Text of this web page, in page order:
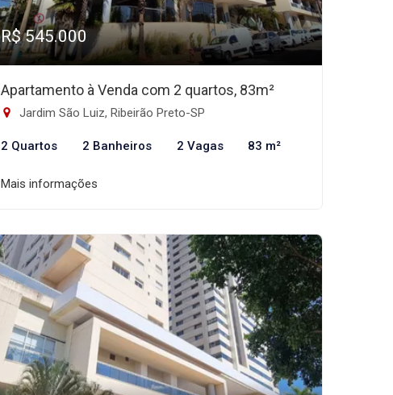
R$ 545.000
Apartamento à Venda com 2 quartos, 83m²
Jardim São Luiz, Ribeirão Preto-SP
2 Quartos 2 Banheiros 2 Vagas 83 m²
Mais informações